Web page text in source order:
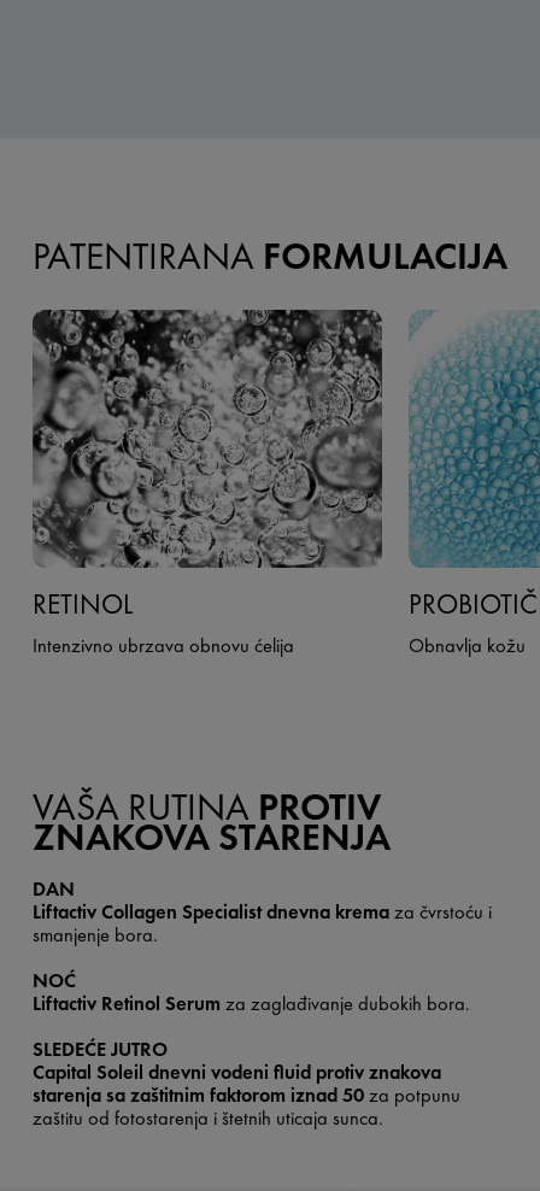
PATENTIRANA FORMULACIJA
RETINOL
Intenzivno ubrzava obnovu ćelija Obnavlja kožu
VAŠA RUTINA PROTIV
ZNAKOVA STARENJA
DAN​
Liftactiv Collagen Specialist dnevna kremaza čvrstoću i
smanjenje bora.
NOĆ​
Liftactiv Retinol Serum za zaglađivanje dubokih bora.
SLEDEĆE JUTRO​
Capital Soleil dnevni vodeni fluid protiv znakova
starenja sa zaštitnim faktorom iznad 50za potpunu
zaštitu od fotostarenja i štetnih uticaja sunca.